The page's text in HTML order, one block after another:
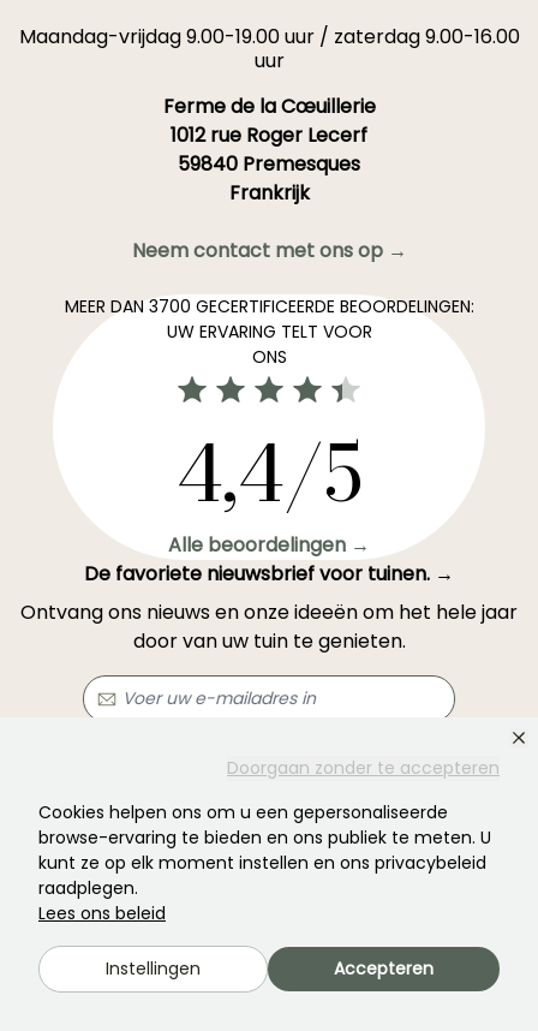
Doorgaan zonder te accepteren
Cookies helpen ons om u een gepersonaliseerde
browse-ervaring te bieden en ons publiek te meten. U
kunt ze op elk moment instellen en ons privacybeleid
raadplegen.
Lees ons beleid
Instellingen Accepteren
Maandag-vrijdag 9.00-19.00 uur / zaterdag 9.00-16.00
uur
Ferme de la Cœuillerie
1012 rue Roger Lecerf
59840 Premesques
Frankrijk
Neem contact met ons op →
MEER DAN 3700 GECERTIFICEERDE BEOORDELINGEN:
UW ERVARING TELT VOOR
ONS
4,4/5
Alle beoordelingen →
De favoriete nieuwsbrief voor tuinen. →
Ontvang ons nieuws en onze ideeën om het hele jaar
door van uw tuin te genieten.
Abonneren →
Dit formulier wordt beschermd door reCAPTCHA: u kunt het privacybeleiden
de gebruiksvoorwaardenraadplegen.